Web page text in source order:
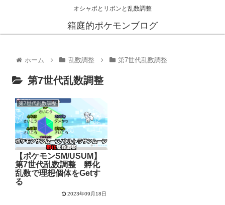
オシャボとリボンと乱数調整
箱庭的ポケモンブログ
ホーム 乱数調整 第7世代乱数調整
第7世代乱数調整
第7世代乱数調整
【ポケモンSM/USUM】
第7世代乱数調整 孵化
乱数で理想個体をGetす
る
2023年09月18日